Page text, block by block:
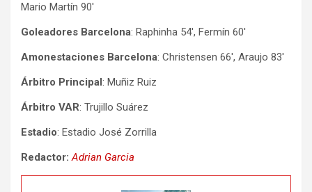
Mario Martín 90′
Goleadores Barcelona: Raphinha 54′, Fermín 60′
Amonestaciones Barcelona: Christensen 66′, Araujo 83′
Árbitro Principal: Muñiz Ruiz
Árbitro VAR: Trujillo Suárez
Estadio: Estadio José Zorrilla
Redactor: Adrian Garcia